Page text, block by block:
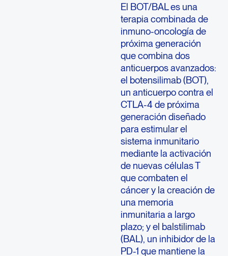
El BOT/BAL es una
terapia combinada de
inmuno-oncología de
próxima generación
que combina dos
anticuerpos avanzados:
el botensilimab (BOT),
un anticuerpo contra el
CTLA-4 de próxima
generación diseñado
para estimular el
sistema inmunitario
mediante la activación
de nuevas células T
que combaten el
cáncer y la creación de
una memoria
inmunitaria a largo
plazo; y el balstilimab
(BAL), un inhibidor de la
PD-1 que mantiene la